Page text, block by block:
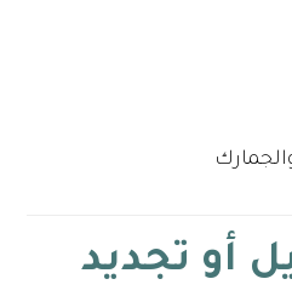
أو تجديد